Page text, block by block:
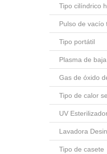
Tipo cilíndrico
Pulso de vacío
Tipo portátil
Plasma de
Gas de óxido
Tipo de calor
UV
Lavadora
Tipo de casete